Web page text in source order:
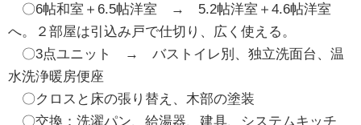
〇6帖和室＋6.5帖洋室 → 5.2帖洋室＋4.6帖洋室
へ。２部屋は引込み戸で仕切り、広く使える。
〇3点ユニット → バストイレ別、独立洗面台、温
水洗浄暖房便座
〇クロスと床の張り替え、木部の塗装
〇交換：洗濯パン、給湯器、建具、システムキッチ